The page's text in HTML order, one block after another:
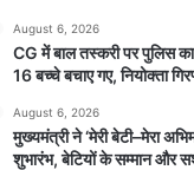
August 6, 2026
CG में बाल तस्करी पर पुलिस
16 बच्चे बचाए गए, नियोक्ता
August 6, 2026
मुख्यमंत्री ने ‘मेरी बेटी–मेरा
शुभारंभ, बेटियों के सम्मान और